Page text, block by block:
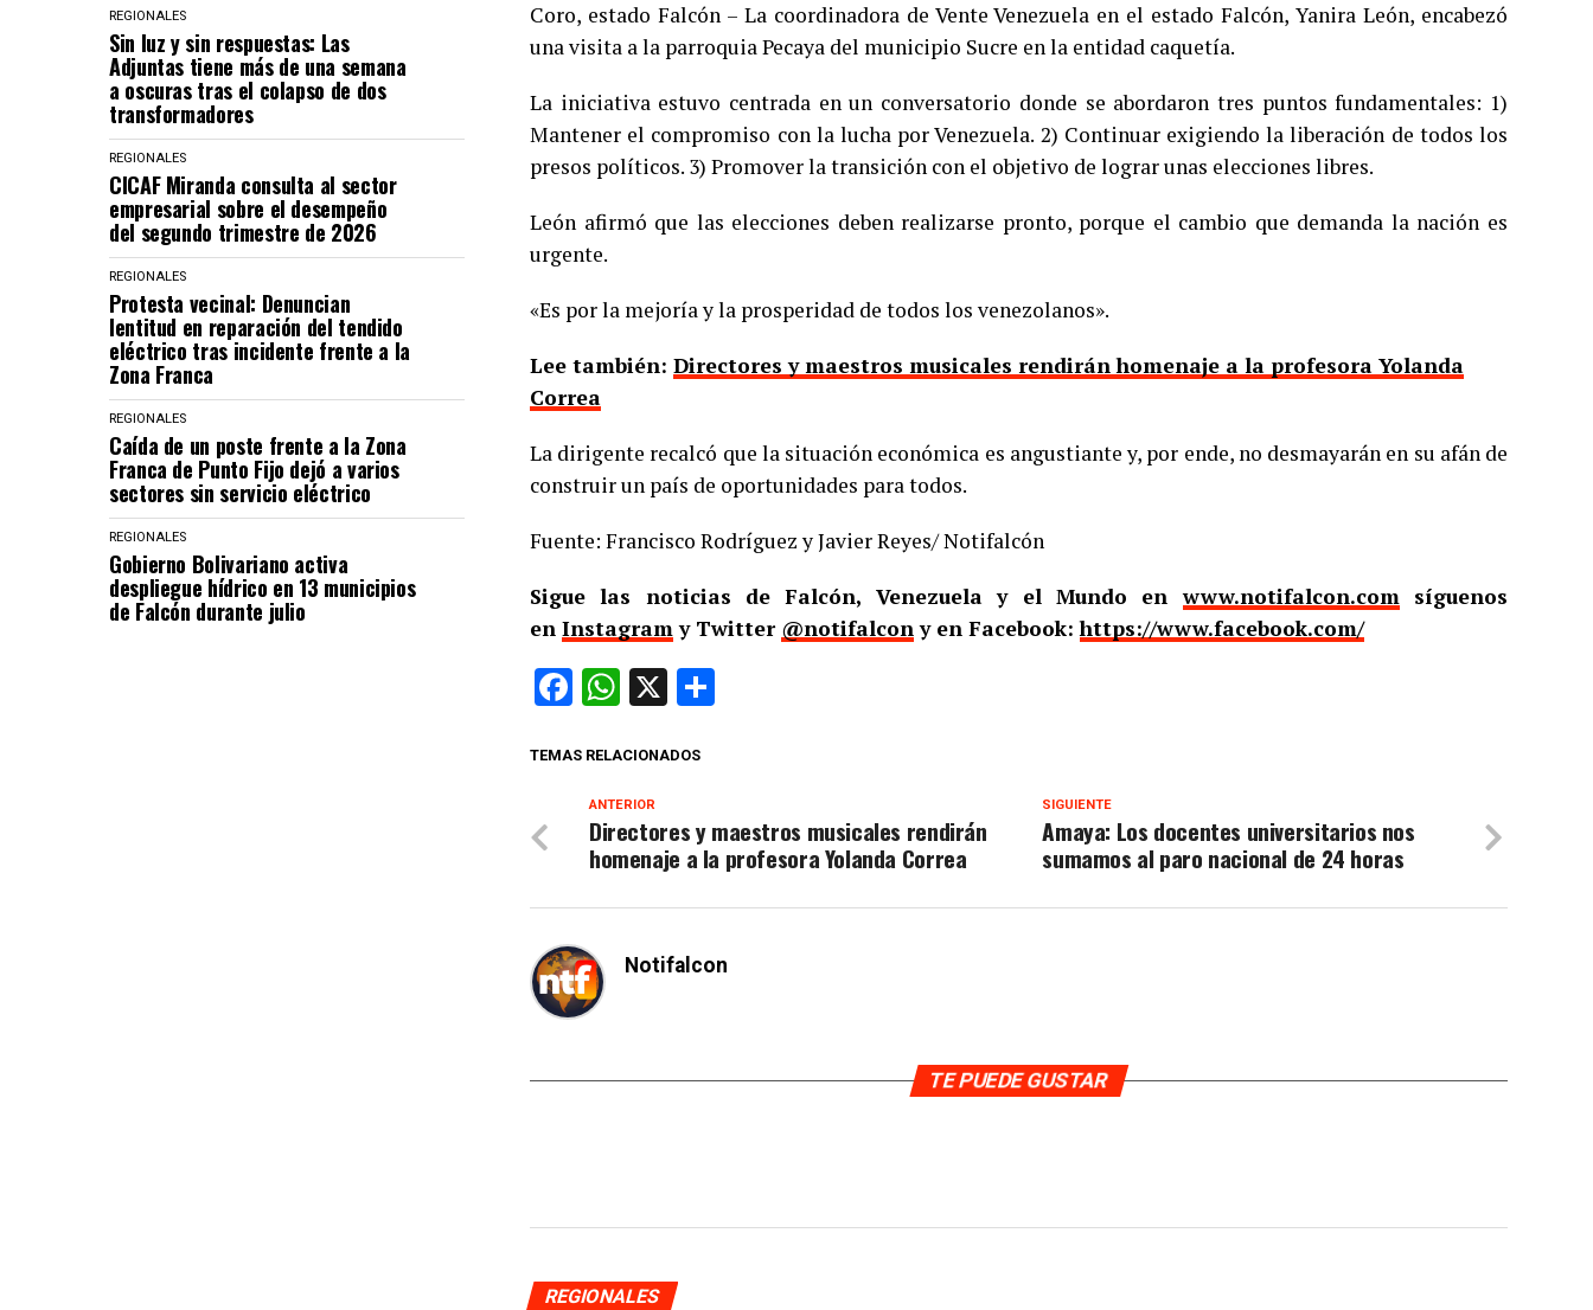
REGIONALES
Sin luz y sin respuestas: Las
Adjuntas tiene más de una semana
a oscuras tras el colapso de dos
transformadores
REGIONALES
CICAF Miranda consulta al sector
empresarial sobre el desempeño
del segundo trimestre de 2026
REGIONALES
Protesta vecinal: Denuncian
lentitud en reparación del tendido
eléctrico tras incidente frente a la
Zona Franca
REGIONALES
Caída de un poste frente a la Zona
Franca de Punto Fijo dejó a varios
sectores sin servicio eléctrico
REGIONALES
Gobierno Bolivariano activa
despliegue hídrico en 13 municipios
de Falcón durante julio
Coro, estado Falcón – La coordinadora de Vente Venezuela en el estado Falcón, Yanira León, encabezó
una visita a la parroquia Pecaya del municipio Sucre en la entidad caquetía.
La iniciativa estuvo centrada en un conversatorio donde se abordaron tres puntos fundamentales: 1)
Mantener el compromiso con la lucha por Venezuela. 2) Continuar exigiendo la liberación de todos los
presos políticos. 3) Promover la transición con el objetivo de lograr unas elecciones libres.
León afirmó que las elecciones deben realizarse pronto, porque el cambio que demanda la nación es
urgente.
«Es por la mejoría y la prosperidad de todos los venezolanos».
Lee también: Directores y maestros musicales rendirán homenaje a la profesora Yolanda
Correa
La dirigente recalcó que la situación económica es angustiante y, por ende, no desmayarán en su afán de
construir un país de oportunidades para todos.
Fuente: Francisco Rodríguez y Javier Reyes/ Notifalcón
Sigue las noticias de Falcón, Venezuela y el Mundo enwww.notifalcon.comsíguenos
en Instagramy Twitter @notifalcony en Facebook:https://www.facebook.com/
Facebook
WhatsApp
X
TEMAS RELACIONADOS
SIGUIENTE
Amaya: Los docentes universitarios nos
sumamos al paro nacional de 24 horas
ANTERIOR
Directores y maestros musicales rendirán
homenaje a la profesora Yolanda Correa
Notifalcon
TE PUEDE GUSTAR
REGIONALES